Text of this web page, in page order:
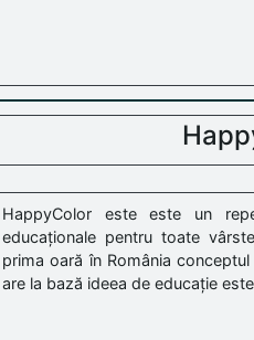
HappyColor este este un
educaționale pentru toate
prima oară în România
are la bază ideea de educație